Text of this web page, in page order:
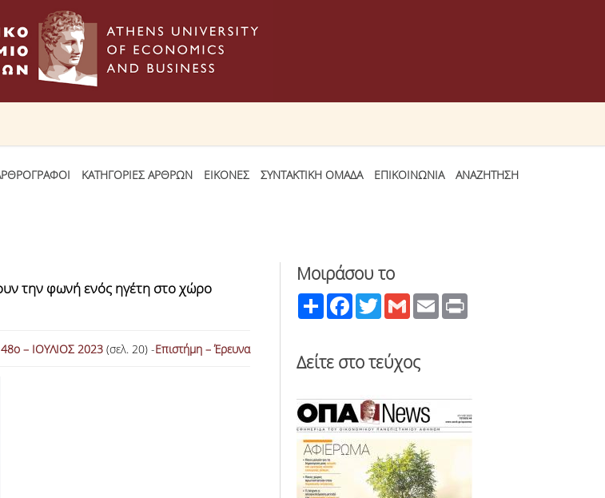
ΚΑΤΗΓΟΡΙΕΣ ΑΡΘΡΩΝ ΕΙΚΟΝΕΣ ΣΥΝΤΑΚΤΙΚΗ ΟΜΑΔΑ ΕΠΙΚΟΙΝΩΝΙΑ ΑΝΑΖΗΤΗΣΗ
την φωνή ενός ηγέτη στο χώρο
– IOYΛΙΟΣ 2023 (σελ. 20) -Επιστήμη – Έρευνα
Μοιράσου το
ShareFacebook
TwitterGmailEmailPrint
Δείτε στο τεύχος